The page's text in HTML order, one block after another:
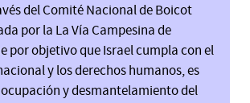
del Comité Nacional de Boicot
por la La Vía Campesina de
por objetivo que Israel cumpla con el
y los derechos humanos, es
y desmantelamiento del